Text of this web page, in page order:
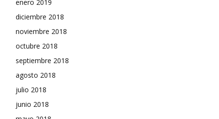
enero 2019
diciembre 2018
noviembre 2018
octubre 2018
septiembre 2018
agosto 2018
julio 2018
junio 2018